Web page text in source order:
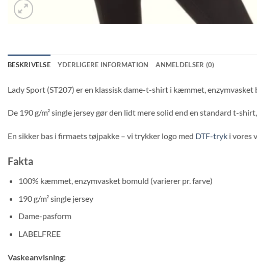
BESKRIVELSE YDERLIGERE INFORMATION ANMELDELSER (0)
Lady Sport (ST207) er en klassisk dame-t-shirt i kæmmet,
De 190 g/m² single jersey gør den lidt mere solid end en standard t-
En sikker bas i firmaets tøjpakke – vi trykker logo med DTF-tryk i vores
Fakta
100% kæmmet, enzymvasket bomuld (varierer pr. farve)
190 g/m² single jersey
Dame-pasform
LABELFREE
Vaskeanvisning: